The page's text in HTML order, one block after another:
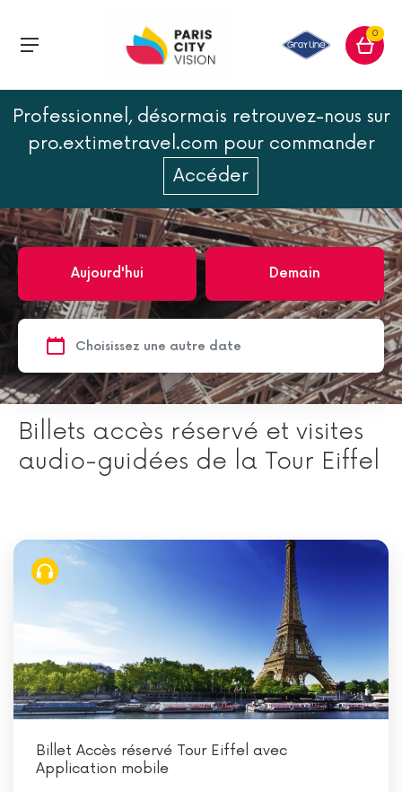
0
Professionnel, désormais retrouvez-nous sur
pro.extimetravel.com pour commander
Accéder
Monuments de Paris Tour Eiffel
Aujourd'hui Demain
Billets accès réservé et visites
audio-guidées de la Tour Eiffel
Billet Accès réservé Tour Eiffel avec
Application mobile